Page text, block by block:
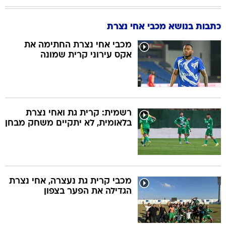
כתבות בנושא מכבי אחי נצרת
מכבי אחי נצרת החתימה את
אקס עירוני קרית שמונה
רשמית: קרית גת ואחי נצרת
בלאומית, לא יתקיים משחק מבחן
מכבי קרית גת נעצרה, אחי נצרת
הגדילה את הפער בצפון